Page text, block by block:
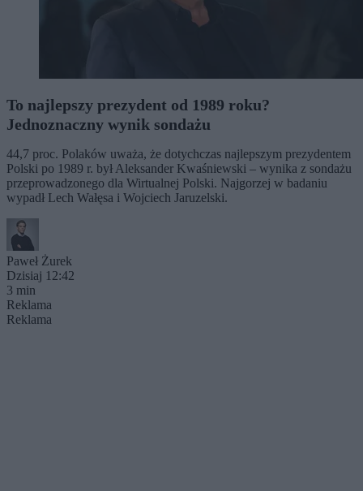
To najlepszy prezydent od 1989 roku?
Jednoznaczny wynik sondażu
44,7 proc. Polaków uważa, że dotychczas najlepszym prezydentem
Polski po 1989 r. był Aleksander Kwaśniewski – wynika z sondażu
przeprowadzonego dla Wirtualnej Polski. Najgorzej w badaniu
wypadł Lech Wałęsa i Wojciech Jaruzelski.
Paweł Żurek
Dzisiaj 12:42
3 min
Reklama
Reklama